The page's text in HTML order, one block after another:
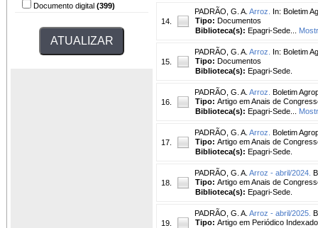
Documento digital (399)
14.
PADRÃO, G. A. Arroz.
In: Boletim
Tipo: Documentos
Biblioteca(s): Epagri-Sede...
15.
PADRÃO, G. A. Arroz.
In: Boletim
Tipo: Documentos
Biblioteca(s): Epagri-Sede.
16.
PADRÃO, G. A. Arroz. Boletim
Tipo: Artigo em Anais de
Biblioteca(s): Epagri-Sede...
17.
PADRÃO, G. A. Arroz. Boletim
Tipo: Artigo em Anais de
Biblioteca(s): Epagri-Sede.
18.
PADRÃO, G. A. Arroz - abril/2024.
Tipo: Artigo em Anais de
Biblioteca(s): Epagri-Sede.
19.
PADRÃO, G. A. Arroz - abril/2025.
Tipo: Artigo em Periódico Indexado